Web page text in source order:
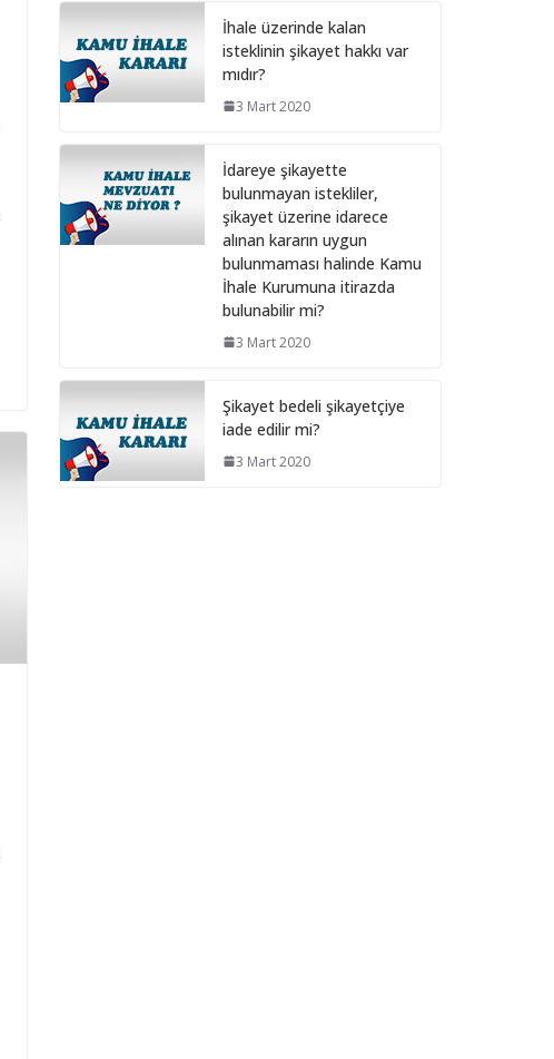
Güncellenmesi ve Sınır
Değer Hesabı
28 Şubat 2025
ihalelerinde istenecek
belgeleri ortak girişim
olması durumunda kim
sunmalı ?
10 Aralık 2024
Bilişim hizmet alımı
10 Aralık 2024
İhale Dosyasında
İhale üzerinde kalan
isteklinin şikayet hakkı var
mıdır?
3 Mart 2020
İdareye şikayette
bulunmayan istekliler,
şikayet üzerine idarece
alınan kararın uygun
bulunmaması halinde Kamu
İhale Kurumuna itirazda
bulunabilir mi?
3 Mart 2020
Şikayet bedeli şikayetçiye
iade edilir mi?
3 Mart 2020